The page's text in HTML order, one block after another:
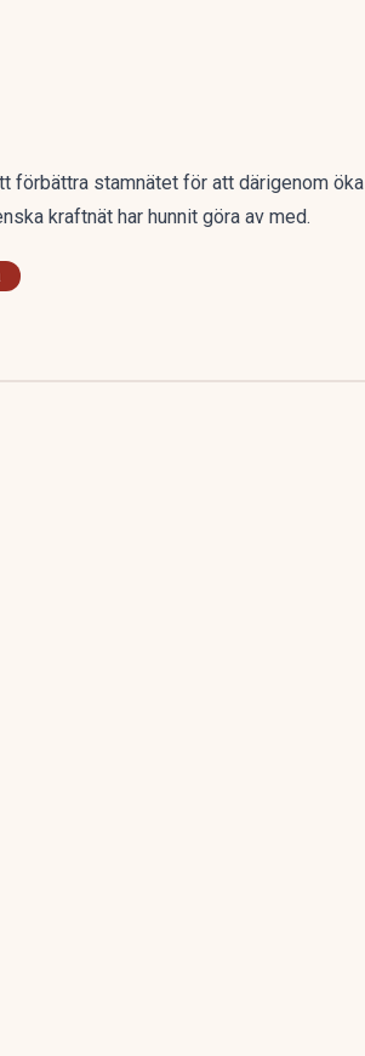
förbättra stamnätet för att därigenom öka
kraftnät har hunnit göra av med.